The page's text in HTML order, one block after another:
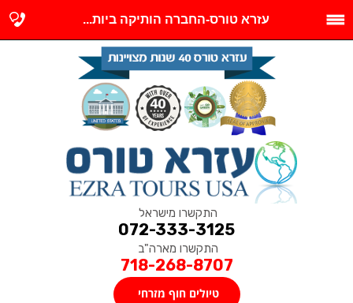
עזרא טורס-החברה הותיקה ביות...
התקשרו מישראל
072-333-3125
טיולים חוף מזרחי
התקשרו מארה"ב
718-268-8707